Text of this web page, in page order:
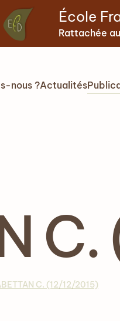
École
Rattachée
nous ?Actualités
C. (12/12/2015)